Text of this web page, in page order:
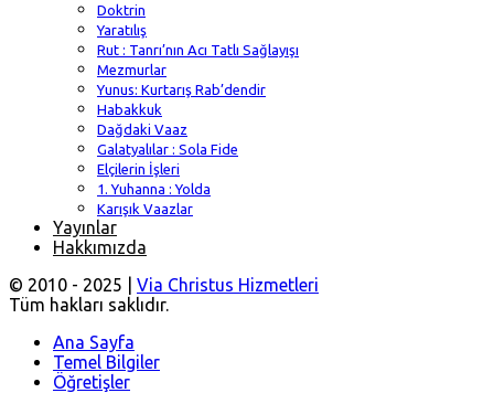
Doktrin
Yaratılış
Rut : Tanrı’nın Acı Tatlı Sağlayışı
Mezmurlar
Yunus: Kurtarış Rab’dendir
Habakkuk
Dağdaki Vaaz
Galatyalılar : Sola Fide
Elçilerin İşleri
1. Yuhanna : Yolda
Karışık Vaazlar
Yayınlar
Hakkımızda
© 2010 - 2025 | Via Christus Hizmetleri
Tüm hakları saklıdır.
Ana Sayfa
Temel Bilgiler
Öğretişler